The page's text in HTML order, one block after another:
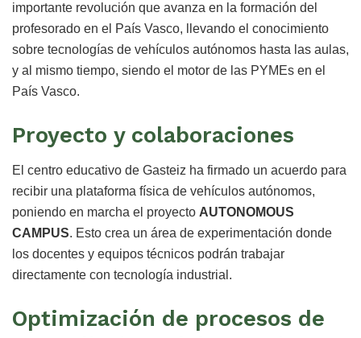
importante revolución que avanza en la formación del
profesorado en el País Vasco, llevando el conocimiento
sobre tecnologías de vehículos autónomos hasta las aulas,
y al mismo tiempo, siendo el motor de las PYMEs en el
País Vasco.
Proyecto y colaboraciones
El centro educativo de Gasteiz ha firmado un acuerdo para
recibir una plataforma física de vehículos autónomos,
poniendo en marcha el proyecto AUTONOMOUS
CAMPUS. Esto crea un área de experimentación donde
los docentes y equipos técnicos podrán trabajar
directamente con tecnología industrial.
Optimización de procesos de